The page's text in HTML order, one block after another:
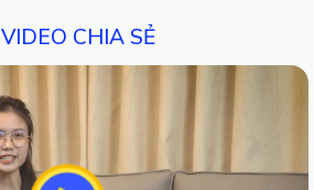
VIDEO CHIA SẺ